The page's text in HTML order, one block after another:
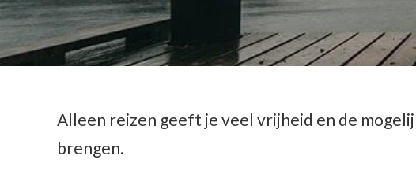
Alleen reizen geeft je veel vrijheid en de
brengen.